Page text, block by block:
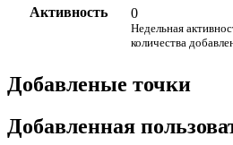
Активность
0
Недельная
количества
Добавленые точки
Добавленная